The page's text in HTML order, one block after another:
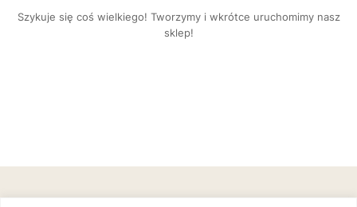
Szykuje się coś wielkiego! Tworzymy i wkrótce uruchomimy nasz
sklep!